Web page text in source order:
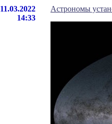
11.03.2022
14:33
Астрономы